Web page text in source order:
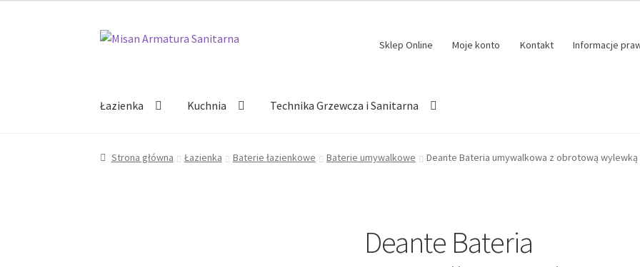
Przejdź
Przejdź
Sklep Online Moje konto Kontakt Informacje
Łazienka Kuchnia Technika Grzewcza i Sanitarna
Strona główna Łazienka Baterie łazienkowe Baterie umywalkowe Deante Bateria umywalkowa z obrotową wylewką
Deante Bateria